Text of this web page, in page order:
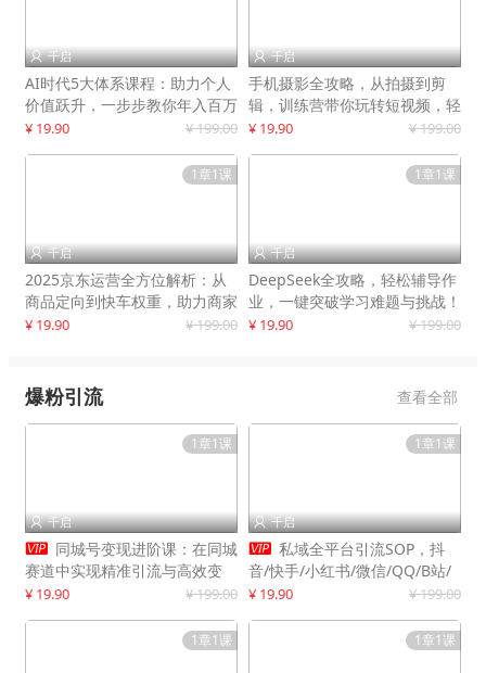
 千启
AI时代5大体系课程：助力个人
价值跃升，一步步教你年入百万
¥ 19.90 ¥ 199.00
 千启
手机摄影全攻略，从拍摄到剪
辑，训练营带你玩转短视频，轻
松拍大片
¥ 19.90 ¥ 199.00
1章1课
 千启
2025京东运营全方位解析：从
商品定向到快车权重，助力商家
打造爆款商品
¥ 19.90 ¥ 199.00
1章1课
 千启
DeepSeek全攻略，轻松辅导作
业，一键突破学习难题与挑战！
¥ 19.90 ¥ 199.00
爆粉引流 查看全部
1章1课
 千启
 同城号变现进阶课：在同城
赛道中实现精准引流与高效变
现，单店月引流成交额提升50%
¥ 19.90 ¥ 199.00
1章1课
 千启
 私域全平台引流SOP，抖
音/快手/小红书/微信/QQ/B站/
闲鱼等，技术合集，高效转化公
¥ 19.90 ¥ 199.00
1章1课 1章1课